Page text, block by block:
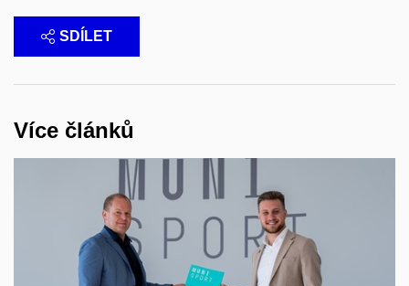
SDÍLET
Více článků